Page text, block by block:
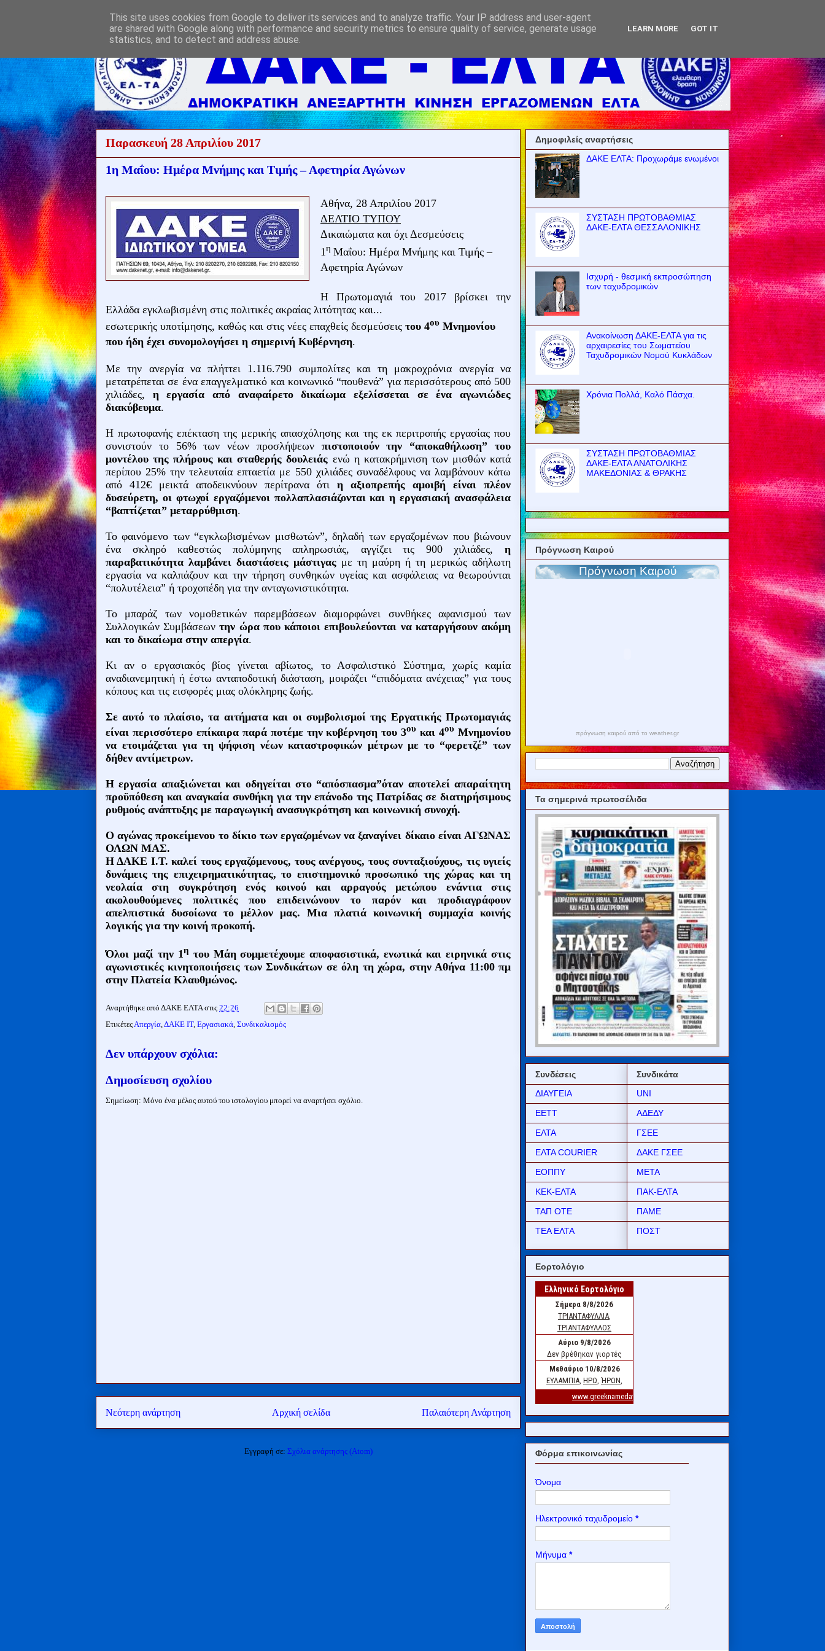
Παρασκευή 28 Απριλίου 2017
1η Μαΐου: Ημέρα Μνήμης και Τιμής – Αφετηρία Αγώνων
Αθήνα, 28 Απριλίου 2017
ΔΕΛΤΙΟ ΤΥΠΟΥ
Δικαιώματα και όχι Δεσμεύσεις
1η Μαΐου: Ημέρα Μνήμης και Τιμής –
Αφετηρία Αγώνων
Η Πρωτομαγιά του 2017 βρίσκει την
Ελλάδα εγκλωβισμένη στις πολιτικές ακραίας λιτότητας και...
εσωτερικής υποτίμησης, καθώς και στις νέες επαχθείς δεσμεύσεις του 4ου Μνημονίου
που ήδη έχει συνομολογήσει η σημερινή Κυβέρνηση.
Με την ανεργία να πλήττει 1.116.790 συμπολίτες και τη μακροχρόνια ανεργία να
μετατρέπεται σε ένα επαγγελματικό και κοινωνικό “πουθενά” για περισσότερους από 500
χιλιάδες, η εργασία από αναφαίρετο δικαίωμα εξελίσσεται σε ένα αγωνιώδες
διακύβευμα.
Η πρωτοφανής επέκταση της μερικής απασχόλησης και της εκ περιτροπής εργασίας που
συνιστούν το 56% των νέων προσλήψεωνπιστοποιούν την “αποκαθήλωση” του
μοντέλου της πλήρους και σταθερής δουλειάς ενώ η κατακρήμνιση των μισθών κατά
περίπου 25% την τελευταία επταετία με 550 χιλιάδες συναδέλφους να λαμβάνουν κάτω
από 412€ μεικτά αποδεικνύουν περίτρανα ότι η αξιοπρεπής αμοιβή είναι πλέον
δυσεύρετη, οι φτωχοί εργαζόμενοι πολλαπλασιάζονται και η εργασιακή ανασφάλεια
“βαπτίζεται” μεταρρύθμιση.
Το φαινόμενο των “εγκλωβισμένων μισθωτών”, δηλαδή των εργαζομένων που βιώνουν
ένα σκληρό καθεστώς πολύμηνης απληρωσιάς, αγγίζει τις 900 χιλιάδες, η
παραβατικότητα λαμβάνει διαστάσεις μάστιγας με τη μαύρη ή τη μερικώς αδήλωτη
εργασία να καλπάζουν και την τήρηση συνθηκών υγείας και ασφάλειας να θεωρούνται
“πολυτέλεια” ή τροχοπέδη για την ανταγωνιστικότητα.
Το μπαράζ των νομοθετικών παρεμβάσεων διαμορφώνει συνθήκες αφανισμού των
Συλλογικών Συμβάσεωντην ώρα που κάποιοι επιβουλεύονται να καταργήσουν ακόμη
και το δικαίωμα στην απεργία.
Κι αν ο εργασιακός βίος γίνεται αβίωτος, το Ασφαλιστικό Σύστημα, χωρίς καμία
αναδιανεμητική ή έστω ανταποδοτική διάσταση, μοιράζει “επιδόματα ανέχειας” για τους
κόπους και τις εισφορές μιας ολόκληρης ζωής.
Σε αυτό το πλαίσιο, τα αιτήματα και οι συμβολισμοί της Εργατικής Πρωτομαγιάς
είναι περισσότερο επίκαιρα παρά ποτέμε την κυβέρνηση του 3ου και 4ου Μνημονίου
να ετοιμάζεται για τη ψήφιση νέων καταστροφικών μέτρων με το “φερετζέ” των
δήθεν αντίμετρων.
Η εργασία απαξιώνεται και οδηγείται στο “απόσπασμα”όταν αποτελεί απαραίτητη
προϋπόθεση και αναγκαία συνθήκη για την επάνοδο της Πατρίδας σε διατηρήσιμους
ρυθμούς ανάπτυξης με παραγωγική ανασυγκρότηση και κοινωνική συνοχή.
Ο αγώνας προκείμενου το δίκιο των εργαζομένων να ξαναγίνει δίκαιο είναι ΑΓΩΝΑΣ
ΟΛΩΝ ΜΑΣ.
Η ΔΑΚΕ Ι.Τ. καλεί τους εργαζόμενους, τους ανέργους, τους συνταξιούχους, τις υγιείς
δυνάμεις της επιχειρηματικότητας, το επιστημονικό προσωπικό της χώρας και τη
νεολαία στη συγκρότηση ενός κοινού και αρραγούς μετώπου ενάντια στις
ακολουθούμενες πολιτικές που επιδεινώνουν το παρόν και προδιαγράφουν
απελπιστικά δυσοίωνα το μέλλον μας. Μια πλατιά κοινωνική συμμαχία κοινής
λογικής για την κοινή προκοπή.
Όλοι μαζί την 1η του Μάη συμμετέχουμε αποφασιστικά, ενωτικά και ειρηνικά στις
αγωνιστικές κινητοποιήσεις των Συνδικάτων σε όλη τη χώρα, στην Αθήνα 11:00 πμ
στην Πλατεία Κλαυθμώνος.
Αναρτήθηκε από ΔΑΚΕ ΕΛΤΑ στις 22:26
ΕτικέτεςΑπεργία,ΔΑΚΕ ΙΤ, Εργασιακά, Συνδικαλισμός
Δεν υπάρχουν σχόλια:
Δημοσίευση σχολίου
Σημείωση: Μόνο ένα μέλος αυτού του ιστολογίου μπορεί να αναρτήσει σχόλιο.
Νεότερη ανάρτηση Παλαιότερη Ανάρτηση
Αρχική σελίδα
Εγγραφή σε: Σχόλια ανάρτησης (Atom)
Δημοφιλείς αναρτήσεις
ΔΑΚΕ ΕΛΤΑ: Προχωράμε ενωμένοι
ΣΥΣΤΑΣΗ ΠΡΩΤΟΒΑΘΜΙΑΣ
ΔΑΚΕ-ΕΛΤΑ ΘΕΣΣΑΛΟΝΙΚΗΣ
Ισχυρή - θεσμική εκπροσώπηση
των ταχυδρομικών
Ανακοίνωση ΔΑΚΕ-ΕΛΤΑ για τις
αρχαιρεσίες του Σωματείου
Ταχυδρομικών Νομού Κυκλάδων
Χρόνια Πολλά, Καλό Πάσχα.
ΣΥΣΤΑΣΗ ΠΡΩΤΟΒΑΘΜΙΑΣ
ΔΑΚΕ-ΕΛΤΑ ΑΝΑΤΟΛΙΚΗΣ
ΜΑΚΕΔΟΝΙΑΣ & ΘΡΑΚΗΣ
Πρόγνωση Καιρού
πρόγνωση καιρού από το weather.gr
Τα σημερινά πρωτοσέλιδα
Συνδέσεις
ΔΙΑΥΓΕΙΑ
ΕΕΤΤ
ΕΛΤΑ
ΕΛΤΑ COURIER
ΕΟΠΠΥ
ΚΕΚ-ΕΛΤΑ
ΤΑΠ ΟΤΕ
ΤΕΑ ΕΛΤΑ
Συνδικάτα
UNI
ΑΔΕΔΥ
ΓΣΕΕ
ΔΑΚΕ ΓΣΕΕ
ΜΕΤΑ
ΠΑΚ-ΕΛΤΑ
ΠΑΜΕ
ΠΟΣΤ
Εορτολόγιο
Φόρμα επικοινωνίας
Όνομα
Ηλεκτρονικό ταχυδρομείο *
Μήνυμα *
This site uses cookies from Google to deliver its services and to analyze traffic. Your IP address and user-agent
are shared with Google along with performance and security metrics to ensure quality of service, generate usage
statistics, and to detect and address abuse.
LEARN MORE GOT IT